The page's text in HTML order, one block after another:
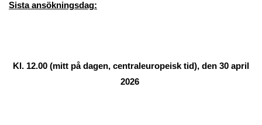
Sista ansökningsdag:
Kl. 12.00 (mitt på dagen, centraleuropeisk tid), den 30 april
2026